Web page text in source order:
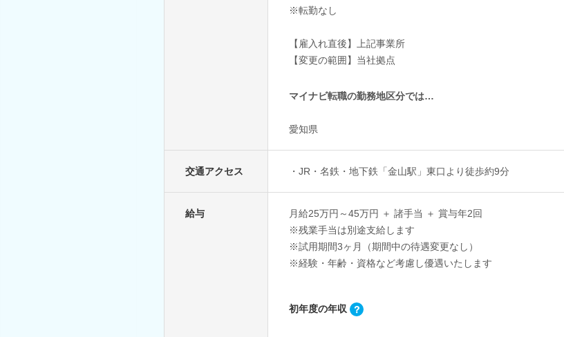
※転勤なし
【雇入れ直後】上記事業所
【変更の範囲】当社拠点
マイナビ転職の勤務地区分では…
愛知県
交通アクセス ・JR・名鉄・地下鉄「金山駅」東口より徒歩約9分
給与
月給25万円～45万円 ＋ 諸手当 ＋ 賞与年2回
※残業手当は別途支給します
※試用期間3ヶ月（期間中の待遇変更なし）
※経験・年齢・資格など考慮し優遇いたします
初年度の年収